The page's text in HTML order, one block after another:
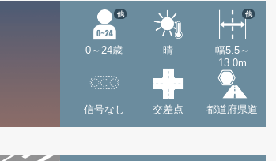
0～24歳
他
晴
幅5.5～
13.0m
他
信号なし 交差点 都道府県道